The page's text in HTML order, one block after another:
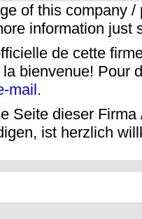
of this company
information just
de cette
bienvenue! Pour
mail.
Seite dieser
ist herzlich